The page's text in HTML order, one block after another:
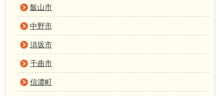
飯山市
中野市
須坂市
千曲市
信濃町